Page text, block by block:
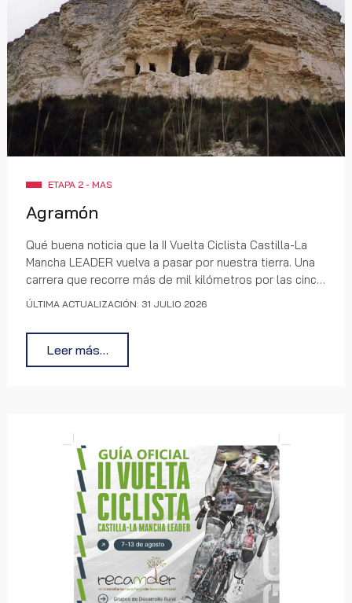
ETAPA 2 - MAS
Agramón
Qué buena noticia que la II Vuelta Ciclista Castilla-La
Mancha LEADER vuelva a pasar por nuestra tierra. Una
carrera que recorre más de mil kilómetros por las cinco
provincias de la región y que el 10 de agosto tiene una
pasando por Hellín y Cancarix, y eso, para los hellineros
y hellineras, es motivo de orgullo genuino.
ÚLTIMA ACTUALIZACIÓN: 31 JULIO 2026
Leer más…